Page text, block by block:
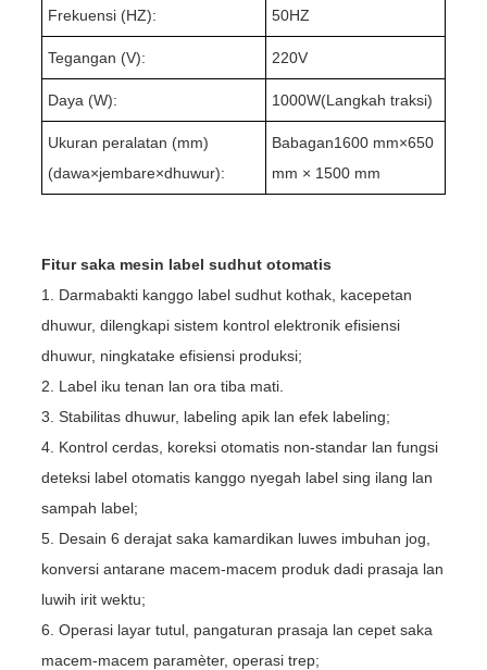
Frekuensi (HZ): 50HZ
Tegangan (V): 220V
Daya (W): 1000W(Langkah traksi)
Ukuran peralatan (mm)
(dawa×jembare×dhuwur):
Babagan1600 mm×650
mm × 1500 mm
Fitur saka mesin label sudhut otomatis
1. Darmabakti kanggo label sudhut kothak, kacepetan
dhuwur, dilengkapi sistem kontrol elektronik efisiensi
dhuwur, ningkatake efisiensi produksi;
2. Label iku tenan lan ora tiba mati.
3. Stabilitas dhuwur, labeling apik lan efek labeling;
4. Kontrol cerdas, koreksi otomatis non-standar lan fungsi
deteksi label otomatis kanggo nyegah label sing ilang lan
sampah label;
5. Desain 6 derajat saka kamardikan luwes imbuhan jog,
konversi antarane macem-macem produk dadi prasaja lan
luwih irit wektu;
6. Operasi layar tutul, pangaturan prasaja lan cepet saka
macem-macem paramèter, operasi trep;